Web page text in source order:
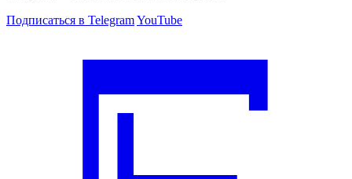
Подписаться в TelegramYouTube